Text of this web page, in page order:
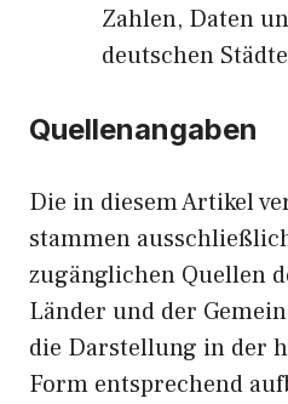
Zahlen, Daten
deutschen
Quellenangaben
Die in diesem Artikel
stammen
zugänglichen Quellen
Länder und der
die Darstellung in der
Form entsprechend